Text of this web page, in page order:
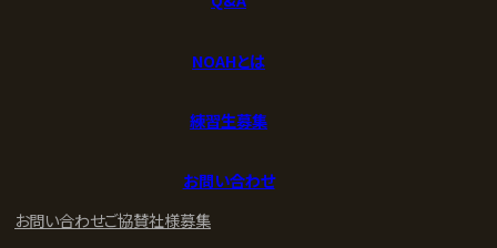
NOAHとは
練習生募集
お問い合わせ
お問い合わせご協賛社様募集